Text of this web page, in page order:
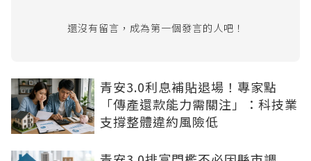
還沒有留言，成為第一個發言的人吧！
青安3.0利息補貼退場！專家點
「傳產還款能力需關注」：科技業
支撐整體違約風險低